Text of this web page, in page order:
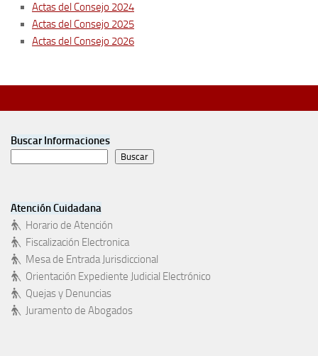
Actas del Consejo 2024
Actas del Consejo 2025
Actas del Consejo 2026
Buscar Informaciones
Buscar
Atención Cuidadana
Horario de Atención
Fiscalización Electronica
Mesa de Entrada Jurisdiccional
Orientación Expediente Judicial Electrónico
Quejas y Denuncias
Juramento de Abogados